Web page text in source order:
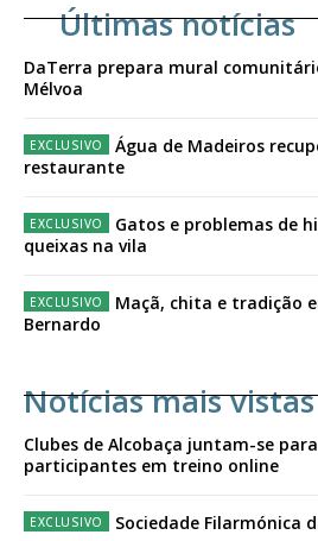
Últimas notícias
DaTerra prepara mural
Mélvoa
Água de Madeiros
restaurante
Gatos e problemas de
queixas na vila
Maçã, chita e tradição
Bernardo
Notícias mais vistas
Clubes de Alcobaça juntam-se
participantes em treino online
Sociedade Filarmónica